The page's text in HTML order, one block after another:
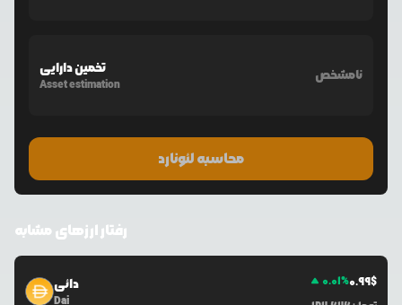
تخمین دارایی
Asset estimation
نامشخص
محاسبه لئونارد
رفتار ارزهای مشابه
دائی
Dai
0.01%0.99$